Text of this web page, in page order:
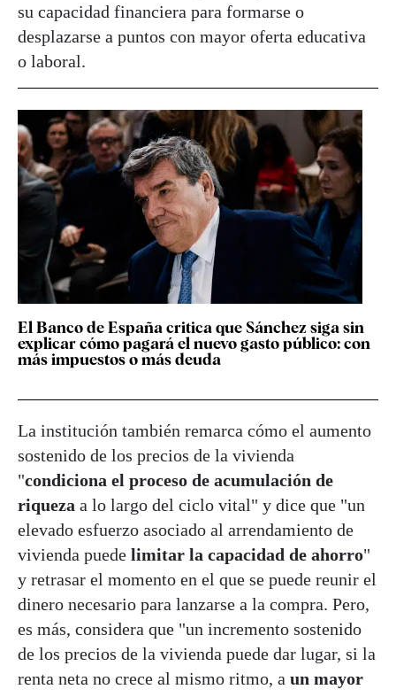
su capacidad financiera para formarse o
desplazarse a puntos con mayor oferta educativa
o laboral.
El Banco de España critica que Sánchez siga sin
explicar cómo pagará el nuevo gasto público: con
más impuestos o más deuda
La institución también remarca cómo el aumento
sostenido de los precios de la vivienda
"condiciona el proceso de acumulación de
riqueza a lo largo del ciclo vital" y dice que "un
elevado esfuerzo asociado al arrendamiento de
vivienda puede limitar la capacidad de ahorro"
y retrasar el momento en el que se puede reunir el
dinero necesario para lanzarse a la compra. Pero,
es más, considera que "un incremento sostenido
de los precios de la vivienda puede dar lugar, si la
renta neta no crece al mismo ritmo, a un mayor